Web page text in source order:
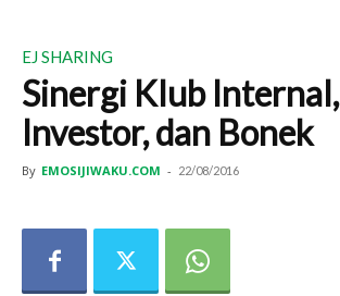
EJ SHARING
Sinergi Klub Internal,
Investor, dan Bonek
By EMOSIJIWAKU.COM - 22/08/2016